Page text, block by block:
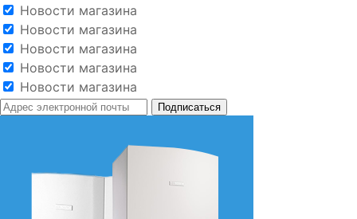
Новости магазина
Новости магазина
Новости магазина
Новости магазина
Новости магазина